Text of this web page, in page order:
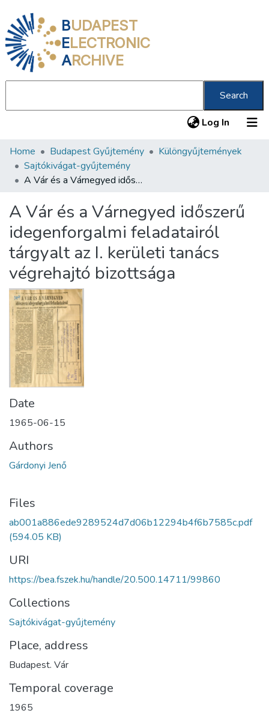
BUDAPEST
ELECTRONIC
ARCHIVE
Search
Log In (current)
Communities & Collections
All of DSpace
About us
Home Budapest Gyűjtemény
Különgyűjtemények
Sajtókivágat-gyűjtemény
A Vár és a Várnegyed időszerű idegenforgalmi feladatairól tárgyalt az I. kerületi tanács végrehajtó bizottsága
A Vár és a Várnegyed időszerű
idegenforgalmi feladatairól
tárgyalt az I. kerületi tanács
végrehajtó bizottsága
Date
1965-06-15
Authors
Gárdonyi Jenő
Files
ab001a886ede9289524d7d06b12294b4f6b7585c.pdf
(594.05 KB)
URI
https://bea.fszek.hu/handle/20.500.14711/99860
Collections
Sajtókivágat-gyűjtemény
Place, address
Budapest. Vár
Temporal coverage
1965